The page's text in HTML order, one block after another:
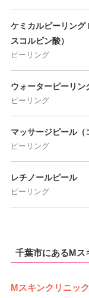
ケミカルピーリング
スコルビン酸）
ピーリング
ウォーターピーリン
ピーリング
マッサージピール（
ピーリング
レチノールピール
ピーリング
千葉市にあるMス
Mスキンクリニッ